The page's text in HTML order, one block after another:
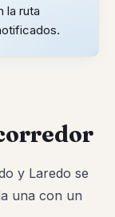
la ruta
y Laredo se
una con un